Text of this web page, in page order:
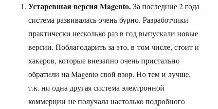
Устаревшая версия Magento.За последние 2 года
система развивалась очень бурно. Разработчики
практически несколько раз в год выпускали новые
версии. Поблагодарить за это, в том числе, стоит и
хакеров, которые внезапно очень пристально
обратили на Magento свой взор. Но тем и лучше,
т.к. ни одна другая система электронной
коммерции не получала настолько подробного